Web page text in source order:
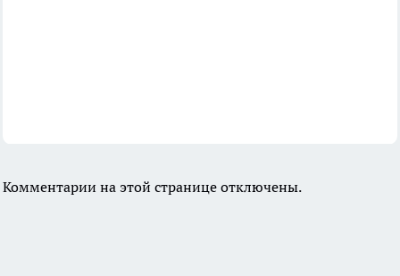
Комментарии на этой странице отключены.